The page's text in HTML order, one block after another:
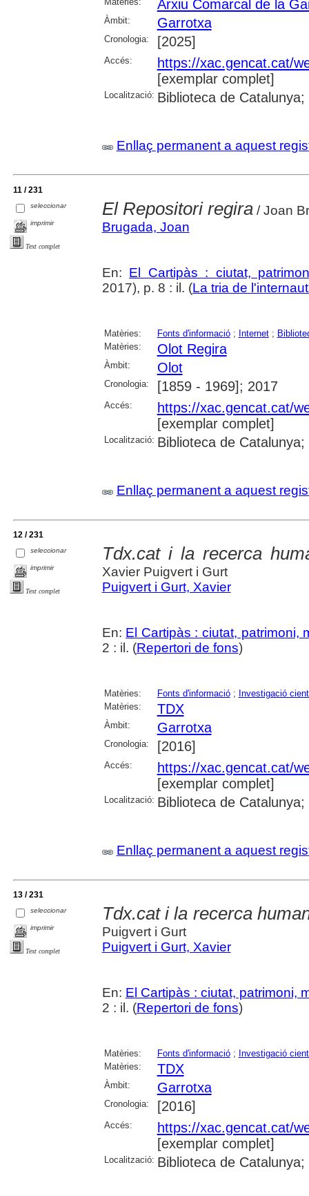
Arxiu Comarcal de la
Àmbit: Garrotxa
Cronologia: [2025]
Accés:
https://xac.gencat.cat/
[exemplar complet]
Localització: Biblioteca de
Enllaç permanent a aquest
11 / 231
seleccionar
imprimir
Text complet
El Repositori regira/ Joan
Brugada, Joan
En: El Cartipàs : ciutat,
2017), p. 8 : il. (La tria de
Matèries: Fonts d'informació; Internet;
Matèries:
Olot Regira
Àmbit: Olot
Cronologia: [1859 - 1969]; 2017
Accés:
https://xac.gencat.cat/
[exemplar complet]
Localització: Biblioteca de
Enllaç permanent a aquest
12 / 231
seleccionar
imprimir
Text complet
Tdx.cat i la recerca
Xavier Puigvert i Gurt
Puigvert i Gurt, Xavier
En: El Cartipàs : ciutat, patrimoni,
2 : il. (Repertori de fons)
Matèries: Fonts d'informació; Investigació
Matèries:
TDX
Àmbit: Garrotxa
Cronologia: [2016]
Accés:
https://xac.gencat.cat/
[exemplar complet]
Localització: Biblioteca de
Enllaç permanent a aquest
13 / 231
seleccionar
imprimir
Text complet
Tdx.cat i la recerca
Puigvert i Gurt
Puigvert i Gurt, Xavier
En: El Cartipàs : ciutat, patrimoni,
2 : il. (Repertori de fons)
Matèries: Fonts d'informació; Investigació
Matèries:
TDX
Àmbit: Garrotxa
Cronologia: [2016]
Accés:
https://xac.gencat.cat/
[exemplar complet]
Localització: Biblioteca de